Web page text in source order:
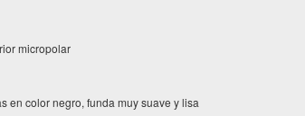
micropolar
en color negro, funda muy suave y lisa